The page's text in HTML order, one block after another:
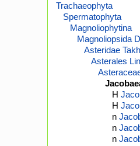
Trachaeophyta
Spermatophyta
Magnoliophytina
Magnoliopsida
Asteridae
Asterales
H
H
n
n
n